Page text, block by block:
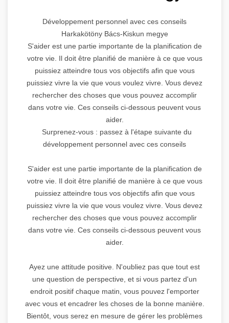
Développement personnel avec ces conseils
Harkakötöny Bács-Kiskun megye
S'aider est une partie importante de la planification de
votre vie. Il doit être planifié de manière à ce que vous
puissiez atteindre tous vos objectifs afin que vous
puissiez vivre la vie que vous voulez vivre. Vous devez
rechercher des choses que vous pouvez accomplir
dans votre vie. Ces conseils ci-dessous peuvent vous
aider.
Surprenez-vous : passez à l'étape suivante du
développement personnel avec ces conseils
S'aider est une partie importante de la planification de
votre vie. Il doit être planifié de manière à ce que vous
puissiez atteindre tous vos objectifs afin que vous
puissiez vivre la vie que vous voulez vivre. Vous devez
rechercher des choses que vous pouvez accomplir
dans votre vie. Ces conseils ci-dessous peuvent vous
aider.
Ayez une attitude positive. N'oubliez pas que tout est
une question de perspective, et si vous partez d'un
endroit positif chaque matin, vous pouvez l'emporter
avec vous et encadrer les choses de la bonne manière.
Bientôt, vous serez en mesure de gérer les problèmes